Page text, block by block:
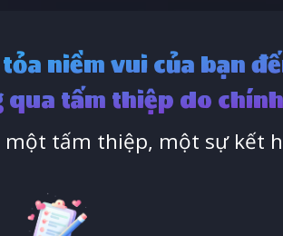
niềm vui của bạn
qua tấm thiệp do
tấm thiệp, một sự kết